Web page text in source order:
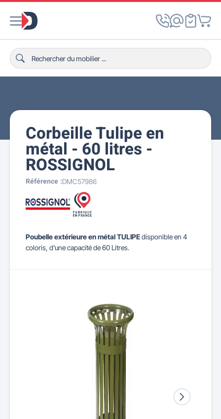
Corbeille Tulipe en
métal - 60 litres -
ROSSIGNOL
Référence :DMC57986
Poubelle extérieure en métal TULIPEdisponible en 4
coloris, d'une capacité de 60 Litres.